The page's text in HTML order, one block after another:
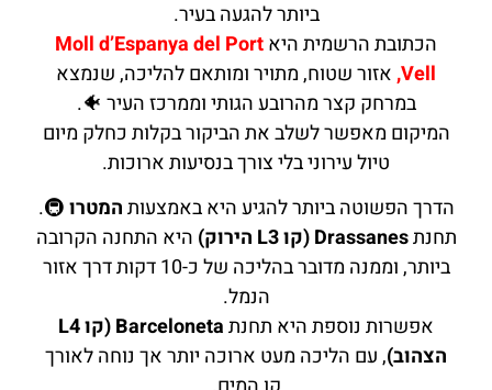
ביותר להגעה בעיר.
הכתובת הרשמית היאMoll d’Espanya del Port
Vell, אזור שטוח, מתויר ומותאם להליכה, שנמצא
במרחק קצר מהרובע הגותי וממרכז העיר 🐠.
המיקום מאפשר לשלב את הביקור בקלות כחלק מיום
טיול עירוני בלי צורך בנסיעות ארוכות.
הדרך הפשוטה ביותר להגיע היא באמצעותהמטרו🚇.
תחנתDrassanes (קו L3 הירוק)
היא התחנה הקרובה
ביותר, וממנה מדובר בהליכה של כ-10 דקות דרך אזור
הנמל.
אפשרות נוספת היא תחנת
Barceloneta (קו L4
הצהוב), עם הליכה מעט ארוכה יותר אך נוחה לאורך